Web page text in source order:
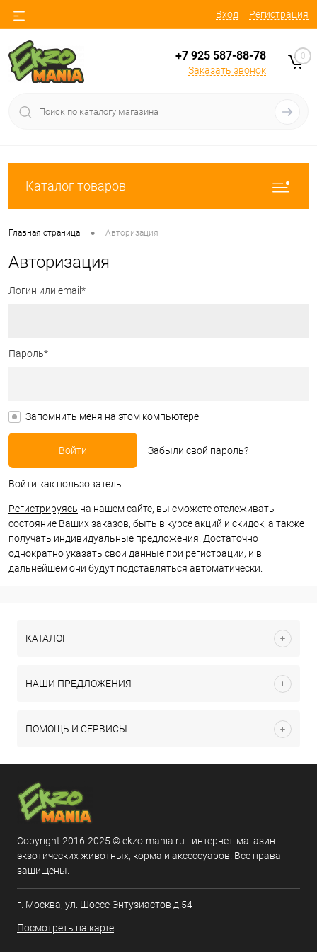
Вход Регистрация
+7 925 587-88-78
Заказать звонок
0
Каталог товаров
Главная страница • Авторизация
Авторизация
Логин или email*
Пароль*
Запомнить меня на этом компьютере
Забыли свой пароль?
Войти как пользователь
Регистрируясь на нашем сайте, вы сможете отслеживать
состояние Ваших заказов, быть в курсе акций и скидок, а также
получать индивидуальные предложения. Достаточно
однократно указать свои данные при регистрации, и в
дальнейшем они будут подставляться автоматически.
КАТАЛОГ
НАШИ ПРЕДЛОЖЕНИЯ
ПОМОЩЬ И СЕРВИСЫ
Copyright 2016-2025 © ekzo-mania.ru - интернет-магазин
экзотических животных, корма и аксессуаров. Все права
защищены.
г. Москва, ул. Шоссе Энтузиастов д.54
Посмотреть на карте